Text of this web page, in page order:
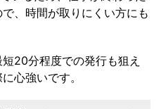
、時間が取りにくい方にも
20分程度での発行も狙え
心強いです。